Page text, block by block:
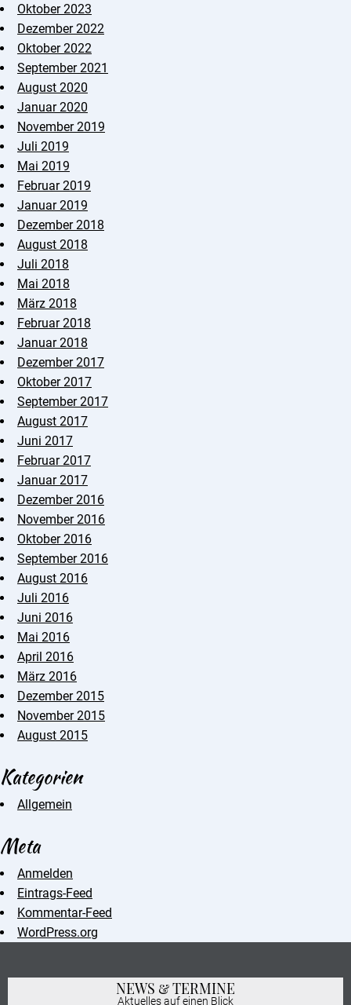
Oktober 2023
Dezember 2022
Oktober 2022
September 2021
August 2020
Januar 2020
November 2019
Juli 2019
Mai 2019
Februar 2019
Januar 2019
Dezember 2018
August 2018
Juli 2018
Mai 2018
März 2018
Februar 2018
Januar 2018
Dezember 2017
Oktober 2017
September 2017
August 2017
Juni 2017
Februar 2017
Januar 2017
Dezember 2016
November 2016
Oktober 2016
September 2016
August 2016
Juli 2016
Juni 2016
Mai 2016
April 2016
März 2016
Dezember 2015
November 2015
August 2015
Kategorien
Allgemein
Meta
Anmelden
Eintrags-Feed
Kommentar-Feed
WordPress.org
NEWS & TERMINE
Aktuelles auf einen Blick